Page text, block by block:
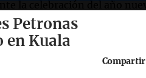
Petronas
en Kuala
Compartir